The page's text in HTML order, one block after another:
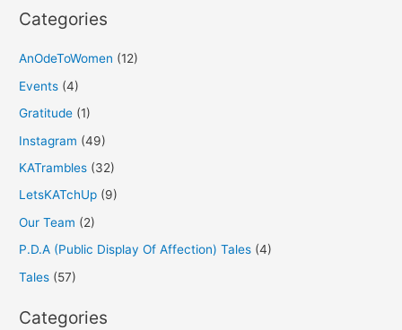
Categories
AnOdeToWomen (12)
Events (4)
Gratitude (1)
Instagram (49)
KATrambles (32)
LetsKATchUp (9)
Our Team (2)
P.D.A (Public Display Of Affection) Tales (4)
Tales (57)
Categories